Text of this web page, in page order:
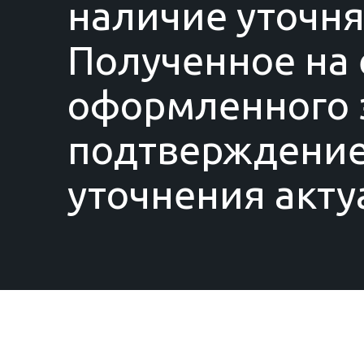
наличие
Полученное на
оформленного
уточнения